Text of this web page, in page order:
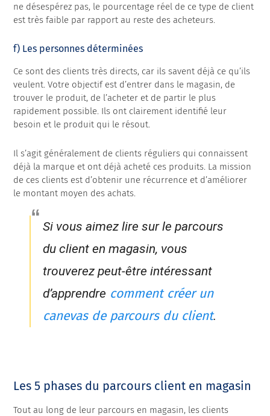
ne désespérez pas, le pourcentage réel de ce type de client
est très faible par rapport au reste des acheteurs.
f) Les personnes déterminées
Ce sont des clients très directs, car ils savent déjà ce qu’ils
veulent. Votre objectif est d’entrer dans le magasin, de
trouver le produit, de l’acheter et de partir le plus
rapidement possible. Ils ont clairement identifié leur
besoin et le produit qui le résout.
Il s’agit généralement de clients réguliers qui connaissent
déjà la marque et ont déjà acheté ces produits. La mission
de ces clients est d’obtenir une récurrence et d’améliorer
le montant moyen des achats.
Si vous aimez lire sur le parcours
du client en magasin, vous
trouverez peut-être intéressant
d’apprendre comment créer un
canevas de parcours du client.
Les 5 phases du parcours client en magasin
Tout au long de leur parcours en magasin, les clients